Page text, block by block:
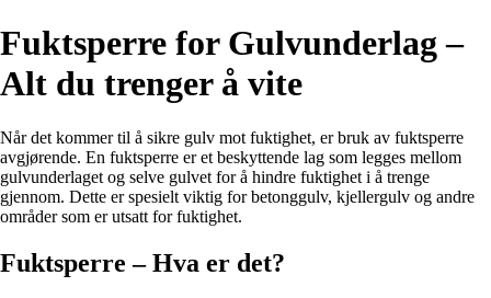
Fuktsperre for Gulvunderlag –
Alt du trenger å vite
Når det kommer til å sikre gulv mot fuktighet, er bruk av fuktsperre
avgjørende. En fuktsperre er et beskyttende lag som legges mellom
gulvunderlaget og selve gulvet for å hindre fuktighet i å trenge
gjennom. Dette er spesielt viktig for betonggulv, kjellergulv og andre
områder som er utsatt for fuktighet.
Fuktsperre – Hva er det?